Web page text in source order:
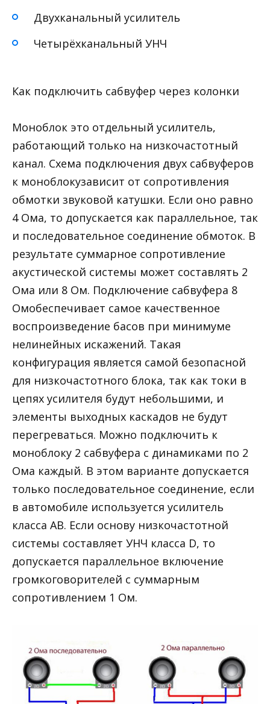
Двухканальный усилитель
Четырёхканальный УНЧ
Как подключить сабвуфер через колонки
Моноблок это отдельный усилитель,
работающий только на низкочастотный
канал. Схема подключения двух сабвуферов
к моноблокузависит от сопротивления
обмотки звуковой катушки. Если оно равно
4 Ома, то допускается как параллельное, так
и последовательное соединение обмоток. В
результате суммарное сопротивление
акустической системы может составлять 2
Ома или 8 Ом. Подключение сабвуфера 8
Омобеспечивает самое качественное
воспроизведение басов при минимуме
нелинейных искажений. Такая
конфигурация является самой безопасной
для низкочастотного блока, так как токи в
цепях усилителя будут небольшими, и
элементы выходных каскадов не будут
перегреваться. Можно подключить к
моноблоку 2 сабвуфера с динамиками по 2
Ома каждый. В этом варианте допускается
только последовательное соединение, если
в автомобиле используется усилитель
класса АВ. Если основу низкочастотной
системы составляет УНЧ класса D, то
допускается параллельное включение
громкоговорителей с суммарным
сопротивлением 1 Ом.